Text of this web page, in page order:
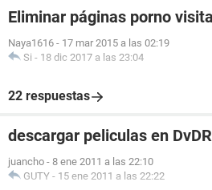
Eliminar páginas porno
Naya1616 - 17 mar 2015 a las 02:19
Si - 18 dic 2017 a las 23:04
22 respuestas
descargar peliculas en
juancho - 8 ene 2011 a las 22:10
GUTY - 15 ene 2011 a las 22:22